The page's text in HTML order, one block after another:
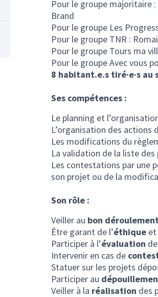
Pour le groupe majoritaire :
Brand
Pour le groupe Les
Pour le groupe TNR :
Pour le groupe Tours ma
Pour le groupe Avec vous
8 habitant.e.s tiré·e·s au
Ses compétences :
Le planning et
L’organisation des
Les modifications du
La validation de la liste des
Les contestations par une
son projet ou de la
Son rôle :
Veiller au bon
Être garant de l’éthique et
Participer à l’évaluation
Intervenir en cas de
Statuer sur les projets
Participer au
Veiller à la réalisation des